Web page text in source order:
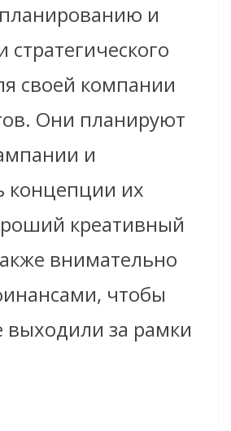
и
стратегического
своей компании
Они планируют
и
концепции их
креативный
внимательно
чтобы
выходили за рамки